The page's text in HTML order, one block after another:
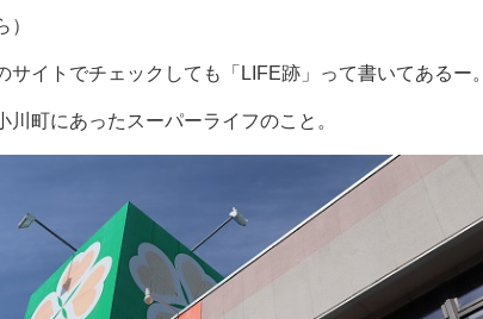
サイトでチェックしても「LIFE跡」って書いてあるー。
町にあったスーパーライフのこと。